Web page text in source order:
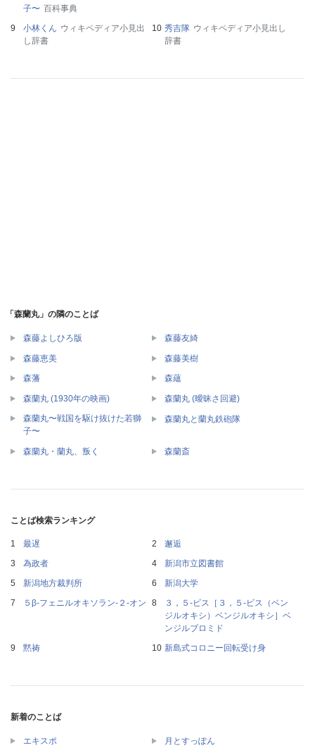
子〜 百科事典
小林くん ウィキペディア小見出
し辞書
秀吉隊 ウィキペディア小見出し
辞書
「森蘭丸」の隣のことば
森藤よしひろ版 森藤友綺
森藤恵美 森藤美樹
森藩 森蘊
森蘭丸 (1930年の映画)
森蘭丸 (曖昧さ回避)
森蘭丸〜戦国を駆け抜けた若獅
子〜
森蘭丸と蘭丸鉄砲隊
森蘭丸・蘭丸、叛く 森蘭斎
ことば検索ランキング
最遅
邂逅
為政者
新潟市立図書館
新潟地方裁判所
新潟大学
５β‐フェニルオキソラン‐２‐オン
３，５‐ビス［３，５‐ビス（ベン
ジルオキシ）ベンジルオキシ］ベ
ンジルブロミド
黙祷
新島式コロニー回転受け身
新着のことば
エキスポ 月とすっぽん